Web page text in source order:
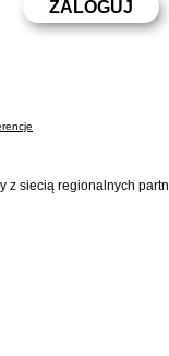
z siecią regionalnych